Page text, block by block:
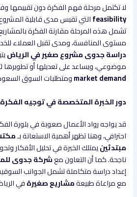
لا تكتمل مرحلة فهم الفكرة دون تقييمها
feasibilityالتي تقيس مدى قابلية
تشمل هذه المرحلة مقارنة الفكرة
مستوى المنافسة، ومدى تقبل العملاء
دراسة جدوى مشروع صغير في الرياض
موضوعي، ويساعد على تعديلها أو تطويرها
market demandومتطلبات السوق
دور الخبرة المتخصصة في توجيه الفكرة
قد يواجه رواد الأعمال صعوبة في بلورة
احترافي، وهنا تظهر أهمية الاستعانة بـ
مبتدئينيمتلك الخبرة في تحليل الأفكار
ناجحة. كما أن التعاون معشركة جدوى
إعداد دراسة متكاملة تشمل الجوانب
مع مراعاة طبيعةمشاريع صغيرةفي